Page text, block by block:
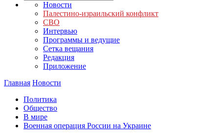
Новости
Палестино-израильский конфликт
СВО
Интервью
Программы и ведущие
Сетка вещания
Редакция
Приложение
Главная Новости
Политика
Общество
В мире
Военная операция России на Украине